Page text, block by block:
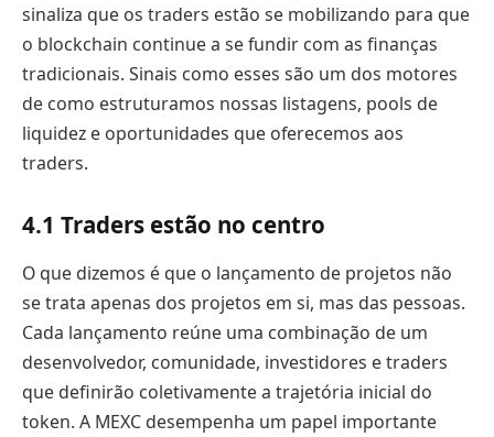
sinaliza que os traders estão se mobilizando para que
o blockchain continue a se fundir com as finanças
tradicionais. Sinais como esses são um dos motores
de como estruturamos nossas listagens, pools de
liquidez e oportunidades que oferecemos aos
traders.
4.1 Traders estão no centro
O que dizemos é que o lançamento de projetos não
se trata apenas dos projetos em si, mas das pessoas.
Cada lançamento reúne uma combinação de um
desenvolvedor, comunidade, investidores e traders
que definirão coletivamente a trajetória inicial do
token. A MEXC desempenha um papel importante